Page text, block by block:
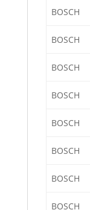
BOSCH
BOSCH
BOSCH
BOSCH
BOSCH
BOSCH
BOSCH
BOSCH